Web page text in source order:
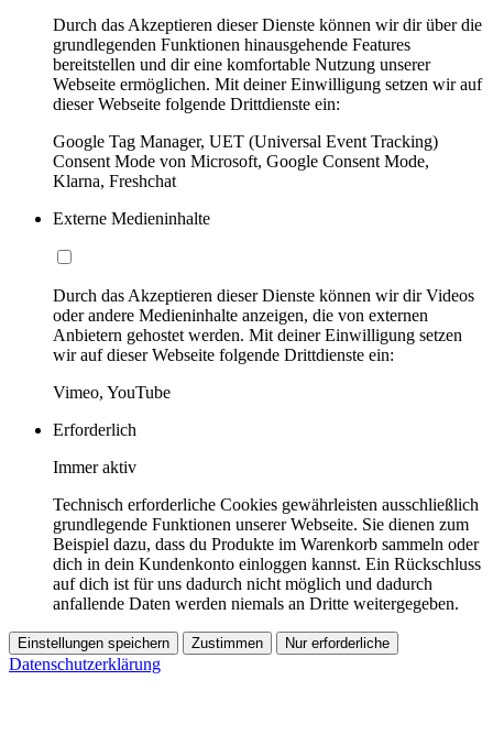
Durch das Akzeptieren dieser Dienste können wir dir über die
grundlegenden Funktionen hinausgehende Features
bereitstellen und dir eine komfortable Nutzung unserer
Webseite ermöglichen. Mit deiner Einwilligung setzen wir auf
dieser Webseite folgende Drittdienste ein:
Google Tag Manager, UET (Universal Event Tracking)
Consent Mode von Microsoft, Google Consent Mode,
Klarna, Freshchat
Externe Medieninhalte
Durch das Akzeptieren dieser Dienste können wir dir Videos
oder andere Medieninhalte anzeigen, die von externen
Anbietern gehostet werden. Mit deiner Einwilligung setzen
wir auf dieser Webseite folgende Drittdienste ein:
Vimeo, YouTube
Erforderlich
Immer aktiv
Technisch erforderliche Cookies gewährleisten ausschließlich
grundlegende Funktionen unserer Webseite. Sie dienen zum
Beispiel dazu, dass du Produkte im Warenkorb sammeln oder
dich in dein Kundenkonto einloggen kannst. Ein Rückschluss
auf dich ist für uns dadurch nicht möglich und dadurch
anfallende Daten werden niemals an Dritte weitergegeben.
Einstellungen speichern Zustimmen Nur erforderliche
Datenschutzerklärung